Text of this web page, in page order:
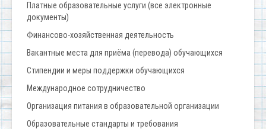
Платные образовательные услуги (все электронные
документы)
Финансово-хозяйственная деятельность
Вакантные места для приёма (перевода) обучающихся
Стипендии и меры поддержки обучающихся
Международное сотрудничество
Организация питания в образовательной организации
Образовательные стандарты и требования